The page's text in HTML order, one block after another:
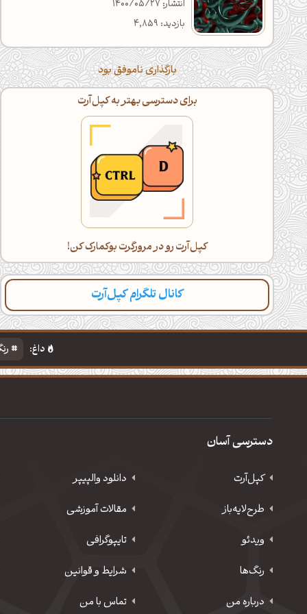
انتشار: 1400/05/27
بازدید: 4,859
بارگذاری ناموفق بود
برای دسترسی بهتر به کپل‌آرت
کپل‌آرت رو در مرورگرت بوکمارک کن!
کانال تلگرام کپل‌آرت
داغ:
دسترسی آسان
کپل‌آرت دانلود‌ والپیپر
طرح‌لایه‌باز
مقالات آموزشی
ویدئو
‌تایپوگرافی
رنگ‌ها
شرایط و قوانین
درباره من
تماس با من